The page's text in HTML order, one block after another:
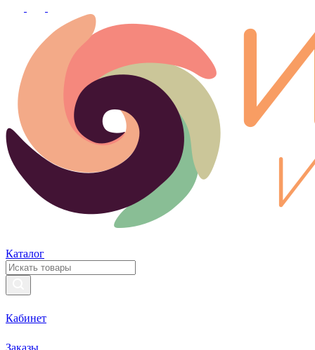
Каталог
Кабинет
Заказы